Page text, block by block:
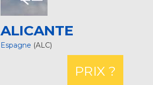
ALICANTE
Espagne (ALC)
PRIX ?